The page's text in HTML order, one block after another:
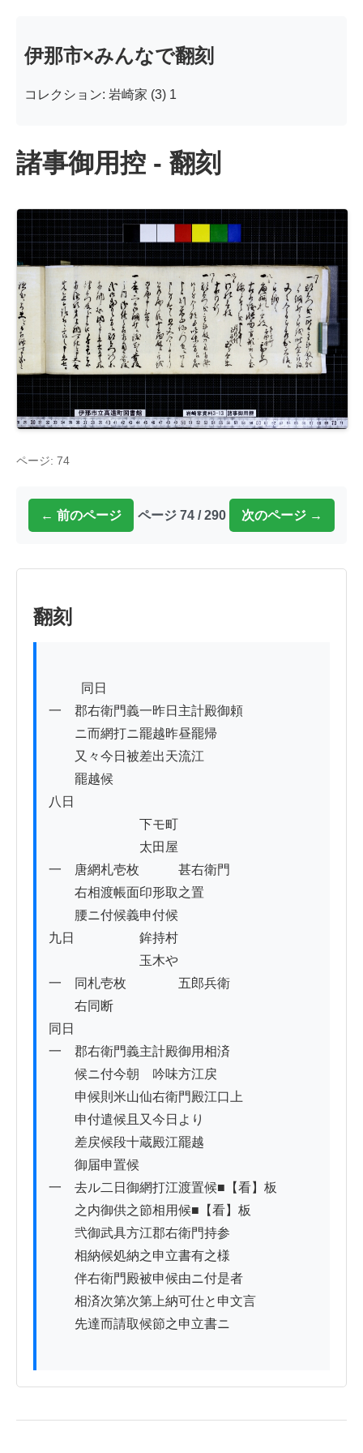
伊那市×みんなで翻刻
コレクション: 岩崎家 (3) 1
諸事御用控 - 翻刻
ページ: 74
← 前のページ ページ 74 / 290 次のページ →
翻刻
一　郡右衛門義一昨日主計殿御頼
ニ而網打ニ罷越昨昼罷帰
又々今日被差出天流江
罷越候
八日
下モ町
太田屋
一　唐網札壱枚　　　甚右衛門
右相渡帳面印形取之置
腰ニ付候義申付候
九日　　　　　鉾持村
玉木や
一　同札壱枚　　　　五郎兵衛
右同断
同日
一　郡右衛門義主計殿御用相済
候ニ付今朝ゟ吟味方江戻
申候則米山仙右衛門殿江口上
申付遣候且又今日より
差戻候段十蔵殿江罷越
御届申置候
一　去ル二日御網打江渡置候■【看】板
之内御供之節相用候■【看】板
弐御武具方江郡右衛門持参
相納候処納之申立書有之様
伴右衛門殿被申候由ニ付是者
相済次第次第上納可仕と申文言
先達而請取候節之申立書ニ